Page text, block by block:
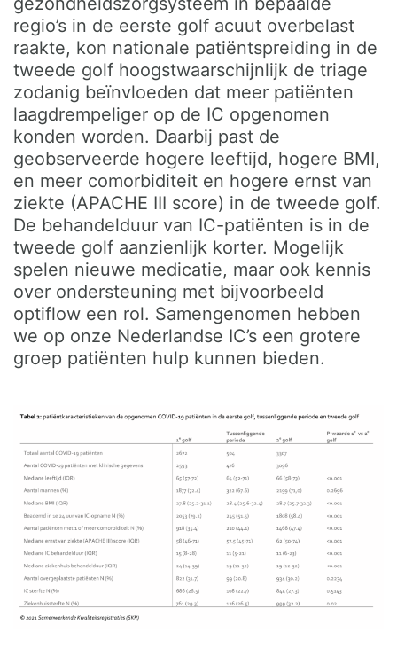
regio’s in de eerste golf acuut overbelast
raakte, kon nationale patiëntspreiding in de
tweede golf hoogstwaarschijnlijk de triage
zodanig beïnvloeden dat meer patiënten
laagdrempeliger op de IC opgenomen
konden worden. Daarbij past de
geobserveerde hogere leeftijd, hogere BMI,
en meer comorbiditeit en hogere ernst van
ziekte (APACHE III score) in de tweede golf.
De behandelduur van IC-patiënten is in de
tweede golf aanzienlijk korter. Mogelijk
spelen nieuwe medicatie, maar ook kennis
over ondersteuning met bijvoorbeeld
optiflow een rol. Samengenomen hebben
we op onze Nederlandse IC’s een grotere
groep patiënten hulp kunnen bieden.